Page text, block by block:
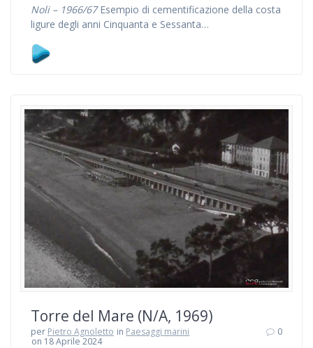
Noli – 1966/67Esempio di cementificazione della costa
ligure degli anni Cinquanta e Sessanta…
Torre del Mare (N/A, 1969)
per Pietro Agnoletto in Paesaggi marini
on 18 Aprile 2024
0